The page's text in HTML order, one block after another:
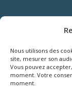
Nous utilisons des
site, mesurer son
Vous pouvez
moment. Votre
moment.
18 Rue
Z.I.